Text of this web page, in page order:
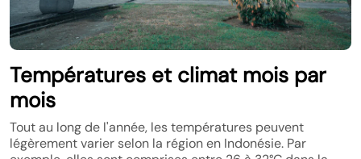
Températures et climat mois par
mois
Tout au long de l'année, les températures peuvent
légèrement varier selon la région en Indonésie. Par